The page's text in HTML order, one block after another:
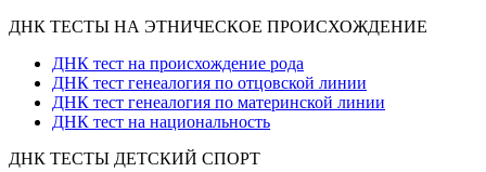
ДНК ТЕСТЫ НА ЭТНИЧЕСКОЕ ПРОИСХОЖДЕНИЕ
ДНК тест на происхождение рода
ДНК тест генеалогия по отцовской линии
ДНК тест генеалогия по материнской линии
ДНК тест на национальность
ДНК ТЕСТЫ ДЕТСКИЙ СПОРТ